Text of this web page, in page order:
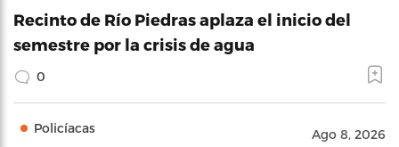
Recinto de Río Piedras aplaza el inicio del
semestre por la crisis de agua
0
Policíacas Ago 8, 2026